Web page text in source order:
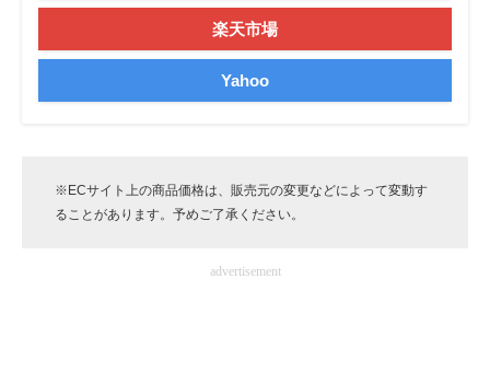
楽天市場
Yahoo
※ECサイト上の商品価格は、販売元の変更などによって変動す
ることがあります。予めご了承ください。
advertisement